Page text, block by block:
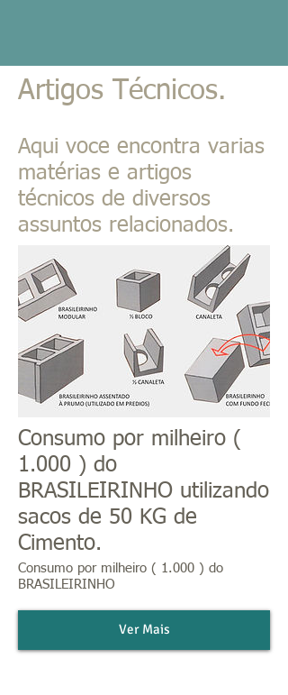
Artigos Técnicos.
Aqui voce encontra varias
matérias e artigos
técnicos de diversos
assuntos relacionados.
Consumo por milheiro (
1.000 ) do
BRASILEIRINHO utilizando
sacos de 50 KG de
Cimento.
Consumo por milheiro ( 1.000 ) do
BRASILEIRINHO
Ver Mais